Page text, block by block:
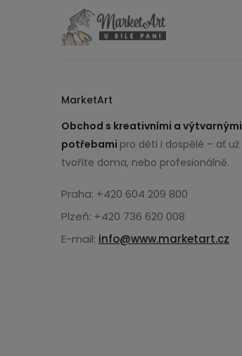
MarketArt
Obchod s kreativními a výtvarnými
potřebami pro děti i dospělé – ať už
tvoříte doma, nebo profesionálně.
Praha: +420 604 209 800
Plzeň: +420 736 620 008
E-mail: info@www.marketart.cz